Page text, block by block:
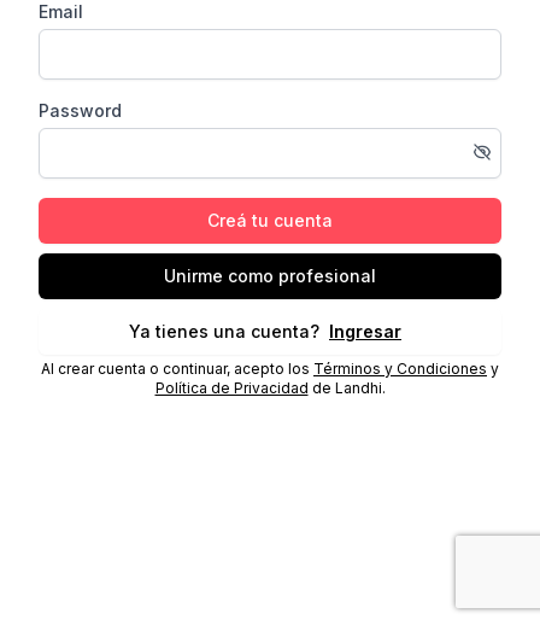
Email
Password
Creá tu cuenta
Unirme como profesional
Ya tienes una cuenta? Ingresar
Al crear cuenta o continuar, acepto los Términos y Condiciones y
Política de Privacidad de Landhi.